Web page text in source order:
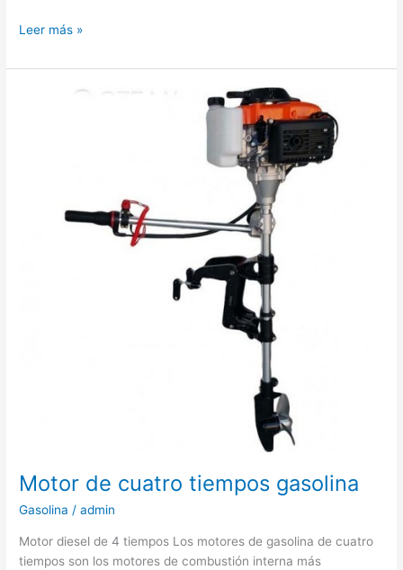
Motor
gasolina
convertido
Leer más »
Motor de cuatro tiempos gasolina
Gasolina /admin
Motor diesel de 4 tiempos Los motores de gasolina de cuatro
tiempos son los motores de combustión interna más